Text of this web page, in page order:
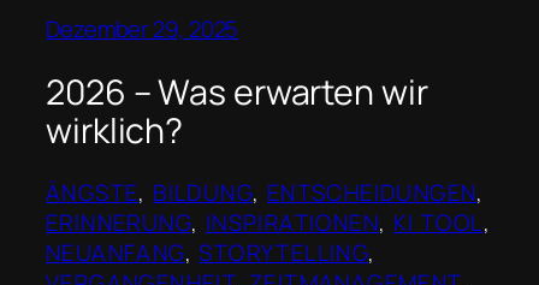
Dezember 29, 2025
2026 – Was erwarten wir
wirklich?
ÄNGSTE, BILDUNG, ENTSCHEIDUNGEN
ERINNERUNG, INSPIRATIONEN, KI TOOL
NEUANFANG, STORYTELLING